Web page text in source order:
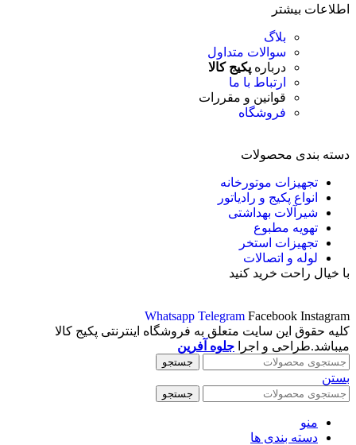
اطلاعات بیشتر
بلاگ
سوالات متداول
درباره پکیج کالا
ارتباط با ما
قوانین و مقررات
فروشگاه
دسته بندی محصولات
تجهیزات موتورخانه
انواع پکیج و رادیاتور
شیرآلات بهداشتی
تهویه مطبوع
تجهیزات استخر
لوله و اتصالات
با خیال راحت خرید کنید
Whatsapp Telegram Facebook Instagram
کلیه حقوق این سایت متعلق به فروشگاه اینترنتی پکیج کالا
میباشد.طراحی و اجرا جلوه آفرین
جستجو
بستن
جستجو
منو
دسته بندی ها